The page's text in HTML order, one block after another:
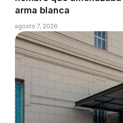
arma blanca
agosto 7, 2026